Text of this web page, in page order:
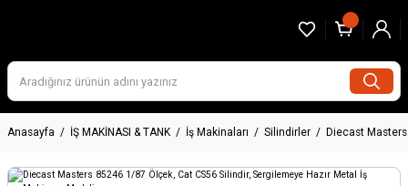
Anasayfa İŞ MAKİNASI & TANK İş Makinaları Silindirler Diecast